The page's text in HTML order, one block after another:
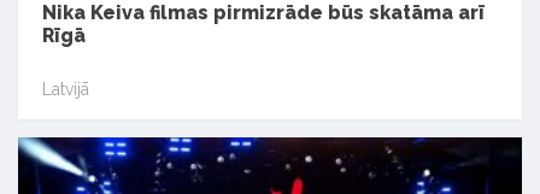
Nika Keiva filmas pirmizrāde būs skatāma arī
Rīgā
Latvijā